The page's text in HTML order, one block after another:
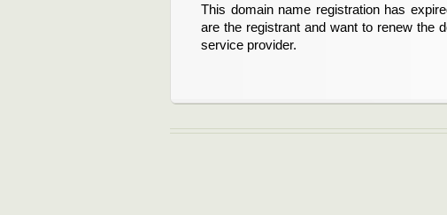
This domain name registration has
are the registrant and want to renew the
service provider.
Diese Domainregistrierung ist
Domain stehen an. Wenn Sie der
verlängern möchten, kontaktieren Sie bitte